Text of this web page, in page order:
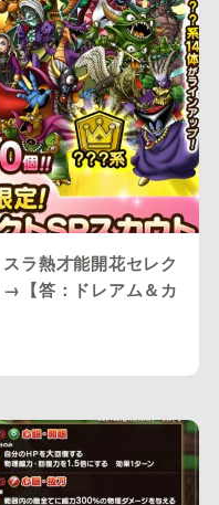
ラ熱才能開花セレク
→【答：ドレアム＆カ